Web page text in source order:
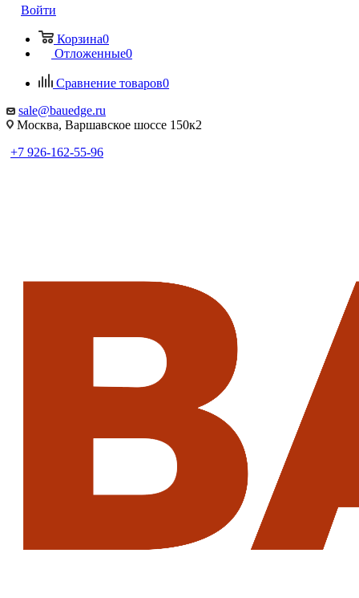
Войти
Корзина0
Отложенные0
Сравнение товаров0
sale@bauedge.ru
Москва, Варшавское шоссе 150к2
+7 926-162-55-96